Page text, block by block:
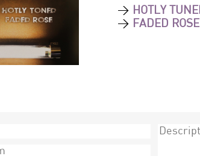
> HOTLY
> FADED ROSE